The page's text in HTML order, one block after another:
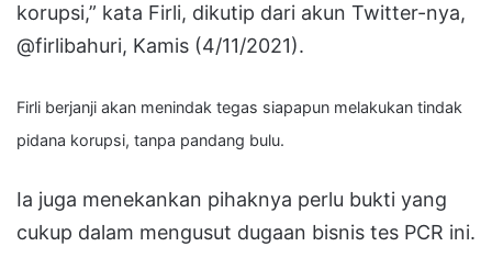
korupsi,” kata Firli, dikutip dari akun Twitter-nya,
@firlibahuri, Kamis (4/11/2021).
Firli berjanji akan menindak tegas siapapun melakukan tindak
pidana korupsi, tanpa pandang bulu.
Ia juga menekankan pihaknya perlu bukti yang
cukup dalam mengusut dugaan bisnis tes PCR ini.